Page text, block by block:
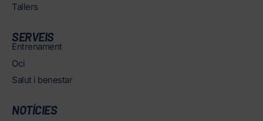
Tallers
SERVEIS
Entrenament
Oci
Salut i benestar
NOTÍCIES